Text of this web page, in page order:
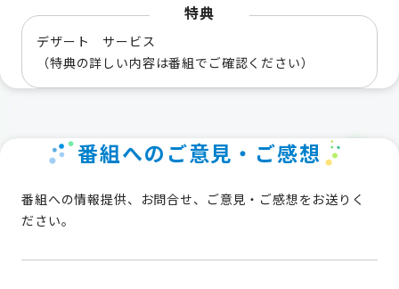
特典
デザート サービス
（特典の詳しい内容は番組でご確認ください）
番組へのご意見・ご感想
番組への情報提供、お問合せ、ご意見・ご感想をお送りく
ださい。